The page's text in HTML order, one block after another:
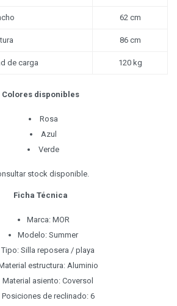
62 cm
86 cm
de carga 120 kg
Colores disponibles
Rosa
Azul
Verde
stock disponible.
Ficha Técnica
Marca: MOR
Modelo: Summer
Tipo: Silla reposera / playa
estructura: Aluminio
Material asiento: Coversol
Posiciones de reclinado: 6